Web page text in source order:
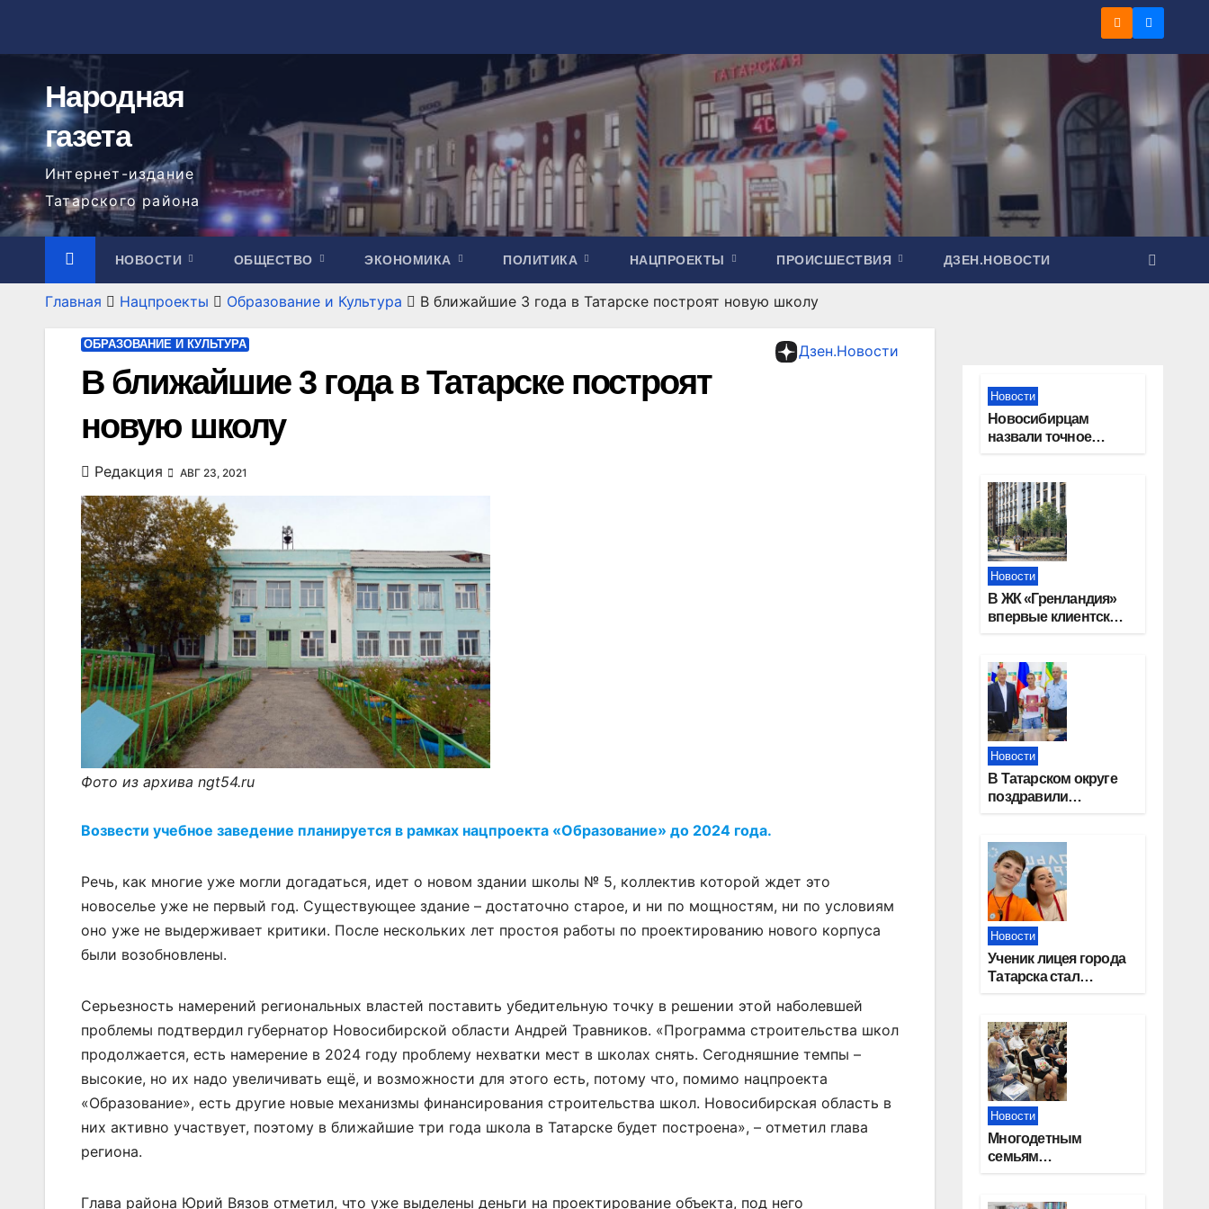
содержимому
Народная
газета
Интернет-издание
Татарского района
НОВОСТИ ОБЩЕСТВО ЭКОНОМИКА ПОЛИТИКА НАЦПРОЕКТЫ ПРОИСШЕСТВИЯ ДЗЕН.НОВОСТИ
Главная Нацпроекты Образование и Культура В ближайшие 3 года в Татарске построят новую школу
Дзен.Новости
ОБРАЗОВАНИЕ И КУЛЬТУРА
В ближайшие 3 года в Татарске построят
новую школу
Редакция АВГ 23, 2021
Фото из архива ngt54.ru
Возвести учебное заведение планируется в рамках нацпроекта «Образование» до 2024 года.
Речь, как многие уже могли догадаться, идет о новом здании школы № 5, коллектив которой ждет это
новоселье уже не первый год. Существующее здание – достаточно старое, и ни по мощностям, ни по условиям
оно уже не выдерживает критики. После нескольких лет простоя работы по проектированию нового корпуса
были возобновлены.
Серьезность намерений региональных властей поставить убедительную точку в решении этой наболевшей
проблемы подтвердил губернатор Новосибирской области Андрей Травников. «Программа строительства школ
продолжается, есть намерение в 2024 году проблему нехватки мест в школах снять. Сегодняшние темпы –
высокие, но их надо увеличивать ещё, и возможности для этого есть, потому что, помимо нацпроекта
«Образование», есть другие новые механизмы финансирования строительства школ. Новосибирская область в
них активно участвует, поэтому в ближайшие три года школа в Татарске будет построена», – отметил глава
региона.
Глава района Юрий Вязов отметил, что уже выделены деньги на проектирование объекта, под него
Новости
Новосибирцам
назвали точное
праздники в 2027
году
Новости
В ЖК «Гренландия»
впервые клиентские
группы компаний
«СОЮЗ»
Новости
В Татарском округе
поздравили
отрасли
Новости
Ученик лицея города
Татарска стал
Новости
Многодетным
семьям